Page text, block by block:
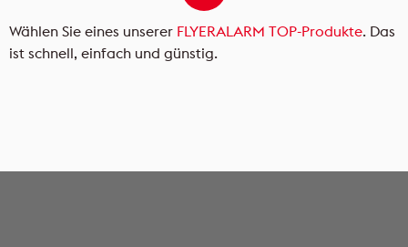
Wählen Sie eines unserer FLYERALARM TOP-Produkte. Das
ist schnell, einfach und günstig.